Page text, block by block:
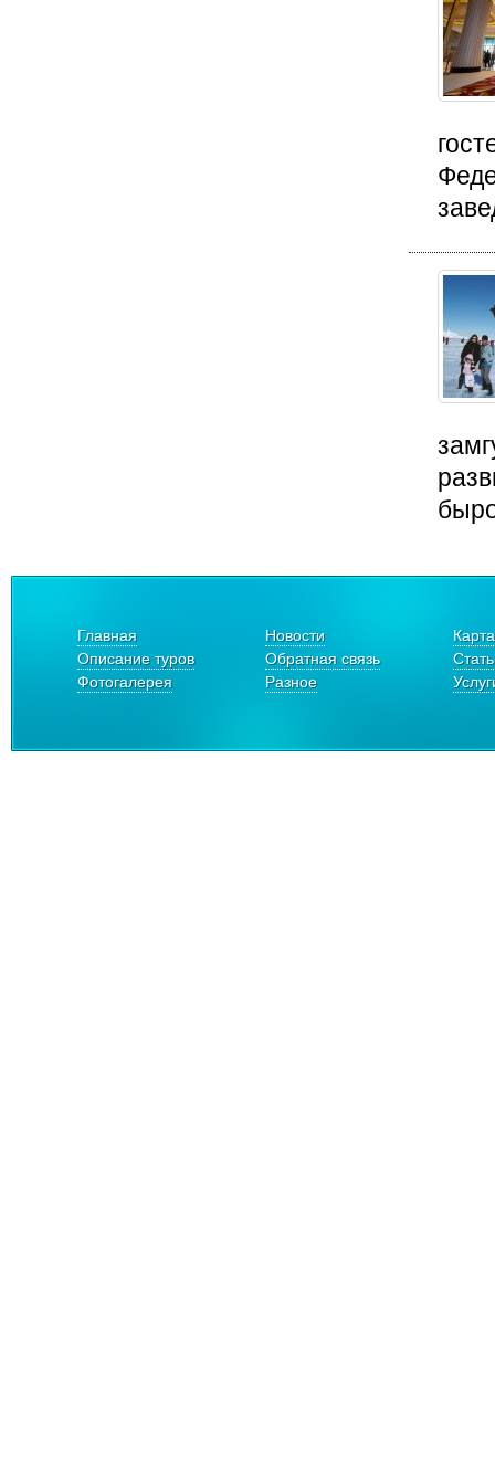
Главная Новости
Описание туров
Обратная связь
Фотогалерея
Разное